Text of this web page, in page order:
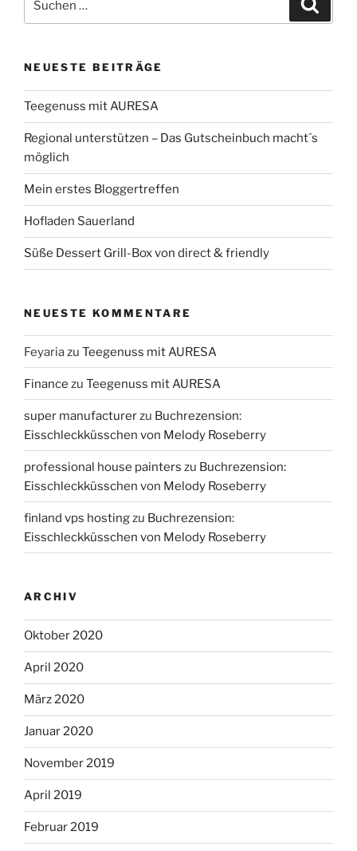
nach:
NEUESTE BEITRÄGE
Teegenuss mit AURESA
Regional unterstützen – Das Gutscheinbuch macht´s
möglich
Mein erstes Bloggertreffen
Hofladen Sauerland
Süße Dessert Grill-Box von direct & friendly
NEUESTE KOMMENTARE
Feyariazu Teegenuss mit AURESA
Finance zu Teegenuss mit AURESA
super manufacturerzu Buchrezension:
Eisschleckküsschen von Melody Roseberry
professional house painters zu Buchrezension:
Eisschleckküsschen von Melody Roseberry
finland vps hostingzu Buchrezension:
Eisschleckküsschen von Melody Roseberry
ARCHIV
Oktober 2020
April 2020
März 2020
Januar 2020
November 2019
April 2019
Februar 2019